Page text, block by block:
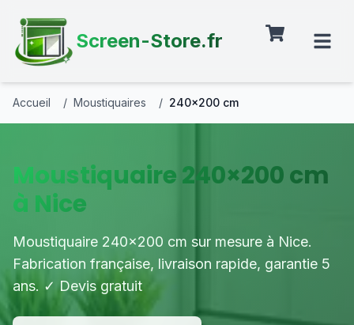
Screen-Store.fr
Accueil / Moustiquaires / 240×200 cm
Moustiquaire 240×200 cm
à Nice
Moustiquaire 240×200 cm sur mesure à Nice.
Fabrication française, livraison rapide, garantie 5
ans. ✓ Devis gratuit